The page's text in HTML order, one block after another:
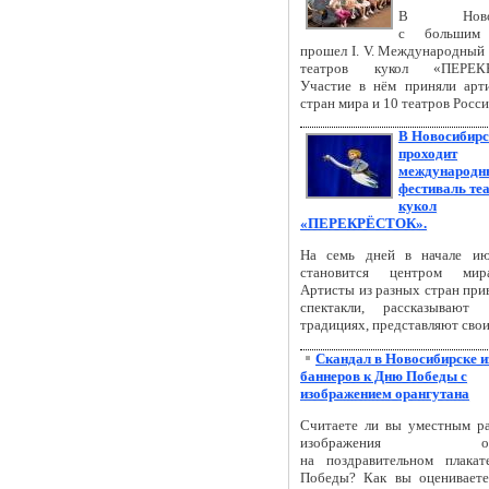
В
с большим
прошел I. V. Международный
театров кукол
Участие в нём приняли
стран мира и 10 театров
В
проходит
фестиваль
кукол
«ПЕРЕКРЁСТОК».
На семь дней в начале
становится центром
Артисты из разных стран
спектакли,
традициях, представляют
Скандал в Новосибирске
баннеров к Дню Победы с
изображением орангутана
Считаете ли вы уместным
изображения
на поздравительном
Победы? Как вы